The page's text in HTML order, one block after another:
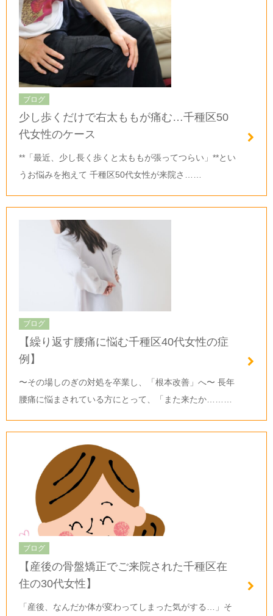
ブログ
少し歩くだけで右太ももが痛む…千種区50
代女性のケース
**「最近、少し長く歩くと太ももが張ってつらい」**とい
うお悩みを抱えて 千種区50代女性が来院さ……
ブログ
【繰り返す腰痛に悩む千種区40代女性の症
例】
〜その場しのぎの対処を卒業し、「根本改善」へ〜 長年
腰痛に悩まされている方にとって、「また来たか………
ブログ
【産後の骨盤矯正でご来院された千種区在
住の30代女性】
「産後、なんだか体が変わってしまった気がする…」そ